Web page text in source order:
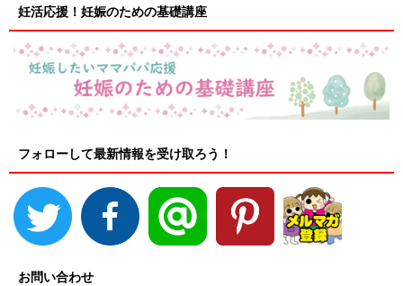
妊活応援！妊娠のための基礎講座
フォローして最新情報を受け取ろう！
お問い合わせ